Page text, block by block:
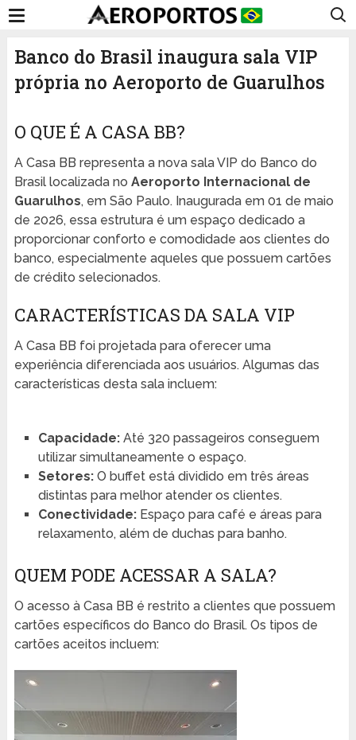
Banco do Brasil inaugura sala VIP
própria no Aeroporto de Guarulhos
O QUE É A CASA BB?
A Casa BB representa a nova sala VIP do Banco do
Brasil localizada no Aeroporto Internacional de
Guarulhos, em São Paulo. Inaugurada em 01 de maio
de 2026, essa estrutura é um espaço dedicado a
proporcionar conforto e comodidade aos clientes do
banco, especialmente aqueles que possuem cartões
de crédito selecionados.
CARACTERÍSTICAS DA SALA VIP
A Casa BB foi projetada para oferecer uma
experiência diferenciada aos usuários. Algumas das
características desta sala incluem:
Capacidade:Até 320 passageiros conseguem
utilizar simultaneamente o espaço.
Setores:O buffet está dividido em três áreas
distintas para melhor atender os clientes.
Conectividade:Espaço para café e áreas para
relaxamento, além de duchas para banho.
QUEM PODE ACESSAR A SALA?
O acesso à Casa BB é restrito a clientes que possuem
cartões específicos do Banco do Brasil. Os tipos de
cartões aceitos incluem: